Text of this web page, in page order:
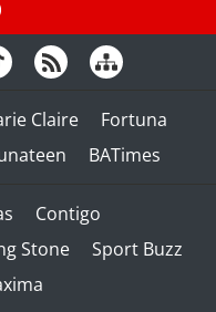
Claire
Fortuna
BATimes
Contigo
Stone
Sport Buzz